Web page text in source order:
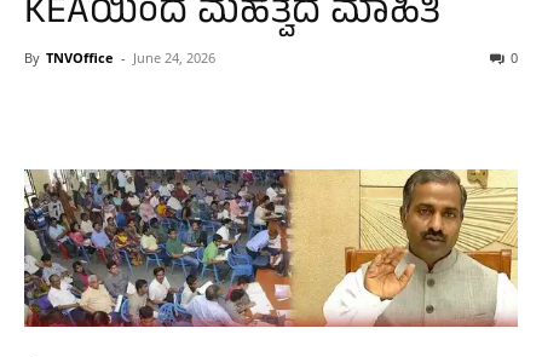
KEAಯಿಂದ ಮಹತ್ವದ ಮಾಹಿತಿ
By TNVOffice - June 24, 2026 0